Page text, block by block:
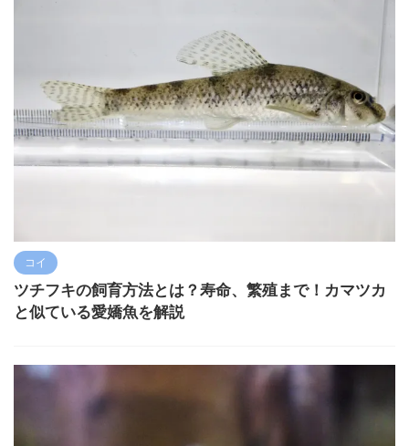
コイ
ツチフキの飼育方法とは？寿命、繁殖まで！カマツカ
と似ている愛嬌魚を解説